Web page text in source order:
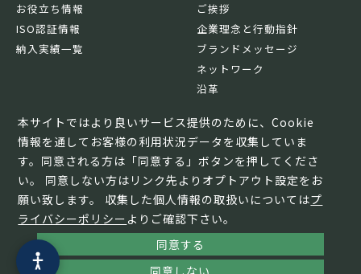
本サイトではより良いサービス提供のために、Cookie
情報を通してお客様の利用状況データを収集していま
す。同意される方は「同意する」ボタンを押してくださ
い。 同意しない方はリンク先よりオプトアウト設定をお
願い致します。 収集した個人情報の取扱いについてはプ
ライバシーポリシー よりご確認下さい。
同意する
同意しない
お役立ち情報
ISO認証情報
納入実績一覧
ご挨拶
企業理念と行動指針
ブランドメッセージ
ネットワーク
沿革
© TERAMOTO All Rights Reserved.